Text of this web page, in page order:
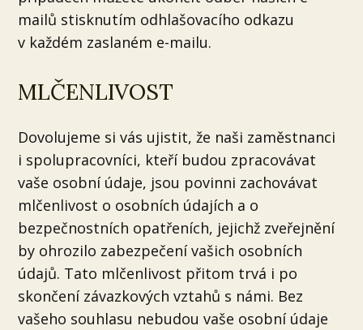
mailů stisknutím odhlašovacího odkazu
v každém zaslaném e-mailu.
MLČENLIVOST
Dovolujeme si vás ujistit, že naši zaměstnanci
i spolupracovníci, kteří budou zpracovávat
vaše osobní údaje, jsou povinni zachovávat
mlčenlivost o osobních údajích a o
bezpečnostních opatřeních, jejichž zveřejnění
by ohrozilo zabezpečení vašich osobních
údajů. Tato mlčenlivost přitom trvá i po
skončení závazkových vztahů s námi. Bez
vašeho souhlasu nebudou vaše osobní údaje